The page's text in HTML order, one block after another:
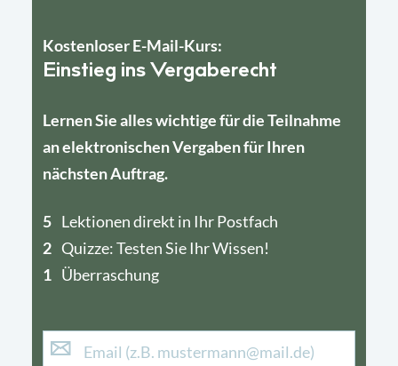
Kostenloser E-Mail-Kurs:
Einstieg ins Vergaberecht
Lernen Sie alles wichtige für die Teilnahme
an elektronischen Vergaben für Ihren
nächsten Auftrag.
5 Lektionen direkt in Ihr Postfach
2 Quizze: Testen Sie Ihr Wissen!
1 Überraschung
4
1